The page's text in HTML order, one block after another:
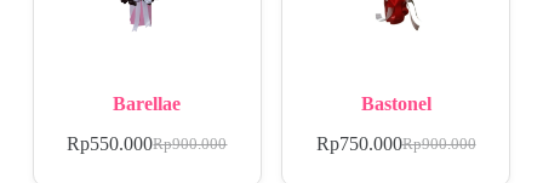
Barellae
Rp900.000
Rp550.000
Bastonel
Rp900.000
Rp750.000